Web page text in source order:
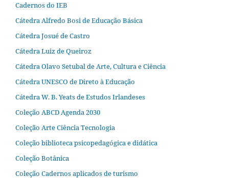
Cadernos do IEB
Cátedra Alfredo Bosi de Educação Básica
Cátedra Josué de Castro
Cátedra Luiz de Queiroz
Cátedra Olavo Setubal de Arte, Cultura e Ciência
Cátedra UNESCO de Direto à Educação
Cátedra W. B. Yeats de Estudos Irlandeses
Coleção ABCD Agenda 2030
Coleção Arte Ciência Tecnologia
Coleção biblioteca psicopedagógica e didática
Coleção Botânica
Coleção Cadernos aplicados de turismo